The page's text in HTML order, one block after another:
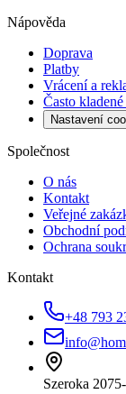
Nápověda
Doprava
Platby
Vrácení a
Často
Nastavení
Společnost
O nás
Kontakt
Veřejné
Obchodní
Ochrana
Kontakt
+48 793
Szeroka 20